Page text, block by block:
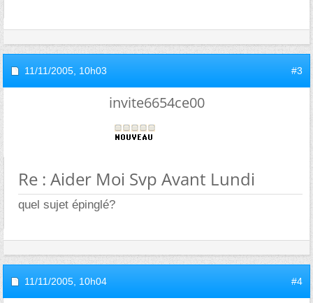
11/11/2005, 10h03 #3
invite6654ce00
Re : Aider Moi Svp Avant Lundi
quel sujet épinglé?
11/11/2005, 10h04 #4